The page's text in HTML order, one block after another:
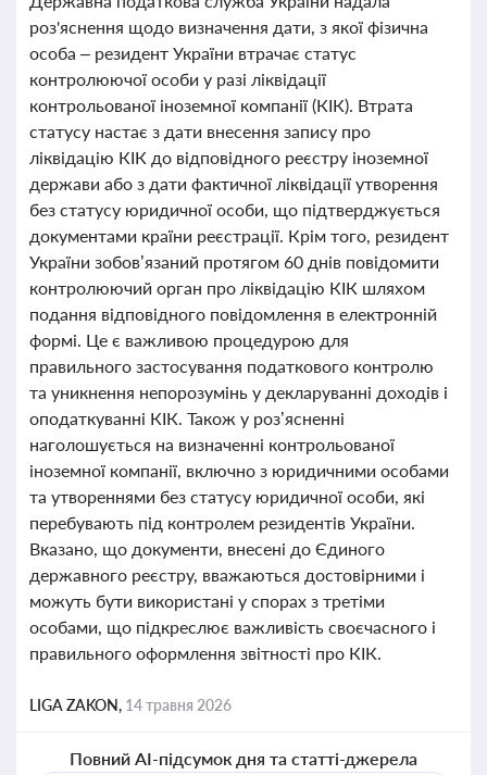
роз'яснення щодо визначення дати, з якої фізична
особа – резидент України втрачає статус
контролюючої особи у разі ліквідації
контрольованої іноземної компанії (КІК). Втрата
статусу настає з дати внесення запису про
ліквідацію КІК до відповідного реєстру іноземної
держави або з дати фактичної ліквідації утворення
без статусу юридичної особи, що підтверджується
документами країни реєстрації. Крім того, резидент
України зобов’язаний протягом 60 днів повідомити
контролюючий орган про ліквідацію КІК шляхом
подання відповідного повідомлення в електронній
формі. Це є важливою процедурою для
правильного застосування податкового контролю
та уникнення непорозумінь у декларуванні доходів і
оподаткуванні КІК. Також у роз’ясненні
наголошується на визначенні контрольованої
іноземної компанії, включно з юридичними особами
та утвореннями без статусу юридичної особи, які
перебувають під контролем резидентів України.
Вказано, що документи, внесені до Єдиного
державного реєстру, вважаються достовірними і
можуть бути використані у спорах з третіми
особами, що підкреслює важливість своєчасного і
правильного оформлення звітності про КІК.
LIGA ZAKON, 14 травня 2026
Повний AI-підсумок дня та статті-джерела